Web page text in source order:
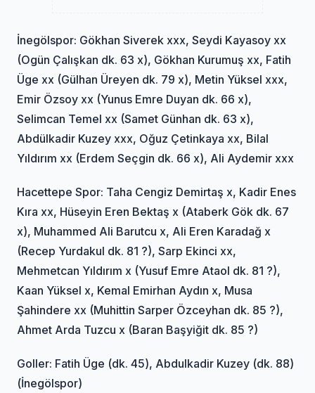
İnegölspor: Gökhan Siverek xxx, Seydi Kayasoy xx
(Ogün Çalışkan dk. 63 x), Gökhan Kurumuş xx, Fatih
Üge xx (Gülhan Üreyen dk. 79 x), Metin Yüksel xxx,
Emir Özsoy xx (Yunus Emre Duyan dk. 66 x),
Selimcan Temel xx (Samet Günhan dk. 63 x),
Abdülkadir Kuzey xxx, Oğuz Çetinkaya xx, Bilal
Yıldırım xx (Erdem Seçgin dk. 66 x), Ali Aydemir xxx
Hacettepe Spor: Taha Cengiz Demirtaş x, Kadir Enes
Kıra xx, Hüseyin Eren Bektaş x (Ataberk Gök dk. 67
x), Muhammed Ali Barutcu x, Ali Eren Karadağ x
(Recep Yurdakul dk. 81 ?), Sarp Ekinci xx,
Mehmetcan Yıldırım x (Yusuf Emre Ataol dk. 81 ?),
Kaan Yüksel x, Kemal Emirhan Aydın x, Musa
Şahindere xx (Muhittin Sarper Özceyhan dk. 85 ?),
Ahmet Arda Tuzcu x (Baran Başyiğit dk. 85 ?)
Goller: Fatih Üge (dk. 45), Abdulkadir Kuzey (dk. 88)
(İnegölspor)